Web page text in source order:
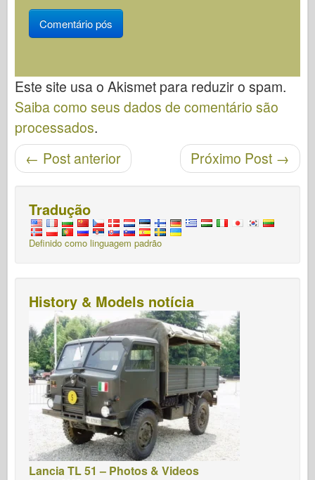
Este site usa o Akismet para reduzir o spam.
Saiba como seus dados de comentário são
processados.
Navegação pós Próximo Post →
← Post anterior
Tradução
Definido como linguagem padrão
History & Models notícia
Lancia TL 51 – Photos & Videos